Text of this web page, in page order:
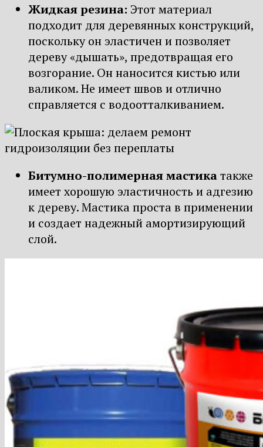
Жидкая резина: Этот материал
подходит для деревянных конструкций,
поскольку он эластичен и позволяет
дереву «дышать», предотвращая его
возгорание. Он наносится кистью или
валиком. Не имеет швов и отлично
справляется с водоотталкиванием.
Битумно-полимерная мастикатакже
имеет хорошую эластичность и адгезию
к дереву. Мастика проста в применении
и создает надежный амортизирующий
слой.